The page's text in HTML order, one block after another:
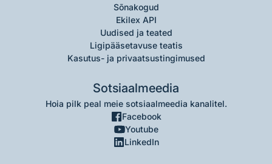
Sõnakogud
Ekilex API
Uudised ja teated
Ligipääsetavuse teatis
Kasutus- ja privaatsustingimused
Sotsiaalmeedia
Hoia pilk peal meie sotsiaalmeedia kanalitel.
Facebook
Youtube
LinkedIn